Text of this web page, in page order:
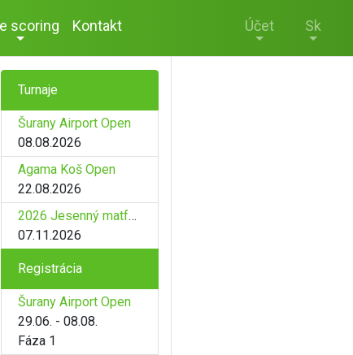
scoring Kontakt Účet Sk
Turnaje
Šurany Airport Open
08.08.2026
Agama Koš Open
22.08.2026
2026 Jesenný matfyz
07.11.2026
Registrácia
Šurany Airport Open
29.06. - 08.08.
Fáza 1